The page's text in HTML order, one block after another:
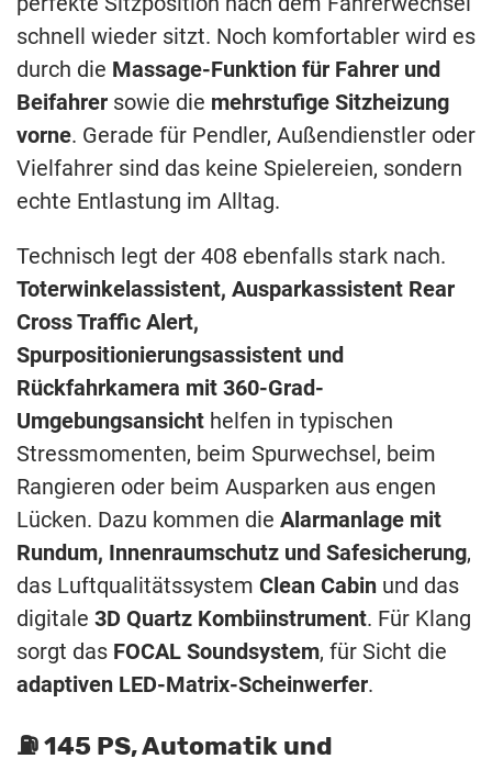
schnell wieder sitzt. Noch komfortabler wird es
durch die Massage-Funktion für Fahrer und
Beifahrer sowie die mehrstufige Sitzheizung
vorne. Gerade für Pendler, Außendienstler oder
Vielfahrer sind das keine Spielereien, sondern
echte Entlastung im Alltag.
Technisch legt der 408 ebenfalls stark nach.
Toterwinkelassistent, Ausparkassistent Rear
Cross Traffic Alert,
Spurpositionierungsassistent und
Rückfahrkamera mit 360-Grad-
Umgebungsansicht helfen in typischen
Stressmomenten, beim Spurwechsel, beim
Rangieren oder beim Ausparken aus engen
Lücken. Dazu kommen die Alarmanlage mit
Rundum, Innenraumschutz und Safesicherung,
das Luftqualitätssystem Clean Cabin und das
digitale 3D Quartz Kombiinstrument. Für Klang
sorgt das FOCAL Soundsystem, für Sicht die
adaptiven LED-Matrix-Scheinwerfer.
⛽️ 145 PS, Automatik und